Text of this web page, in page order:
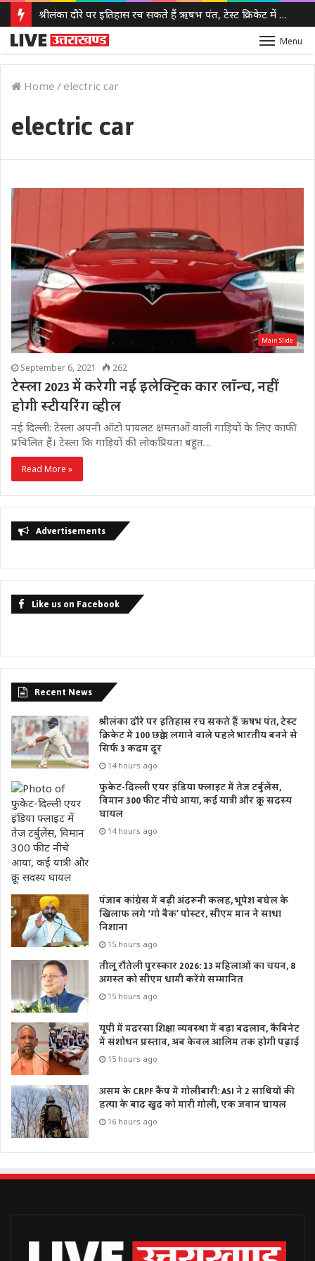
श्रीलंका दौरे पर इतिहास रच सकते हैं ऋषभ पंत, टेस्ट क्रिकेट में 100 छक्के लगाने वाले पहले भारतीय बनने से सिर्फ 3 कदम दूर
Menu
Home / electric car
electric car
Main Slide
September 6, 2021 262
टेस्ला 2023 में करेगी नई इलेक्ट्रिक कार लॉन्च, नहीं
होगी स्टीयरिंग व्हील
नई दिल्ली: टेस्ला अपनी ऑटो पायलट क्षमताओं वाली गाड़ियों के लिए काफी
प्रचिलित हैं। टेस्ला कि गाड़ियों की लोकप्रियता बहुत…
Read More »
Advertisements
Like us on Facebook
Recent News
श्रीलंका दौरे पर इतिहास रच सकते हैं ऋषभ पंत, टेस्ट
क्रिकेट में 100 छक्के लगाने वाले पहले भारतीय बनने से
सिर्फ 3 कदम दूर
14 hours ago
फुकेट-दिल्ली एयर इंडिया फ्लाइट में तेज टर्बुलेंस,
विमान 300 फीट नीचे आया, कई यात्री और क्रू सदस्य
घायल
14 hours ago
पंजाब कांग्रेस में बढ़ी अंदरूनी कलह, भूपेश बघेल के
खिलाफ लगे ‘गो बैक’ पोस्टर, सीएम मान ने साधा
निशाना
15 hours ago
तीलू रौतेली पुरस्कार 2026: 13 महिलाओं का चयन, 8
अगस्त को सीएम धामी करेंगे सम्मानित
15 hours ago
यूपी में मदरसा शिक्षा व्यवस्था में बड़ा बदलाव, कैबिनेट
में संशोधन प्रस्ताव, अब केवल आलिम तक होगी पढ़ाई
15 hours ago
असम के CRPF कैंप में गोलीबारी: ASI ने 2 साथियों की
हत्या के बाद खुद को मारी गोली, एक जवान घायल
16 hours ago